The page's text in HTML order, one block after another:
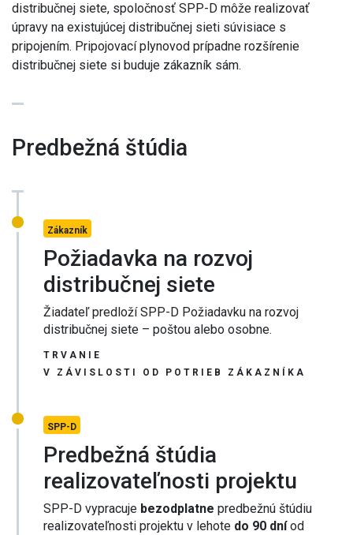
distribučnej siete, spoločnosť SPP-D môže realizovať
úpravy na existujúcej distribučnej sieti súvisiace s
pripojením. Pripojovací plynovod prípadne rozšírenie
distribučnej siete si buduje zákazník sám.
Predbežná štúdia
Zákazník
Požiadavka na rozvoj
distribučnej siete
Žiadateľ predloží SPP-D Požiadavku na rozvoj
distribučnej siete – poštou alebo osobne.
TRVANIE
V ZÁVISLOSTI OD POTRIEB ZÁKAZNÍKA
SPP-D
Predbežná štúdia
realizovateľnosti projektu
SPP-D vypracuje bezodplatne predbežnú štúdiu
realizovateľnosti projektu v lehote do 90 dníod